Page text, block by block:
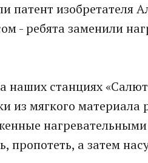
патент изобретателя
- ребята заменили
наших станциях
из мягкого материала
пропотеть, а затем